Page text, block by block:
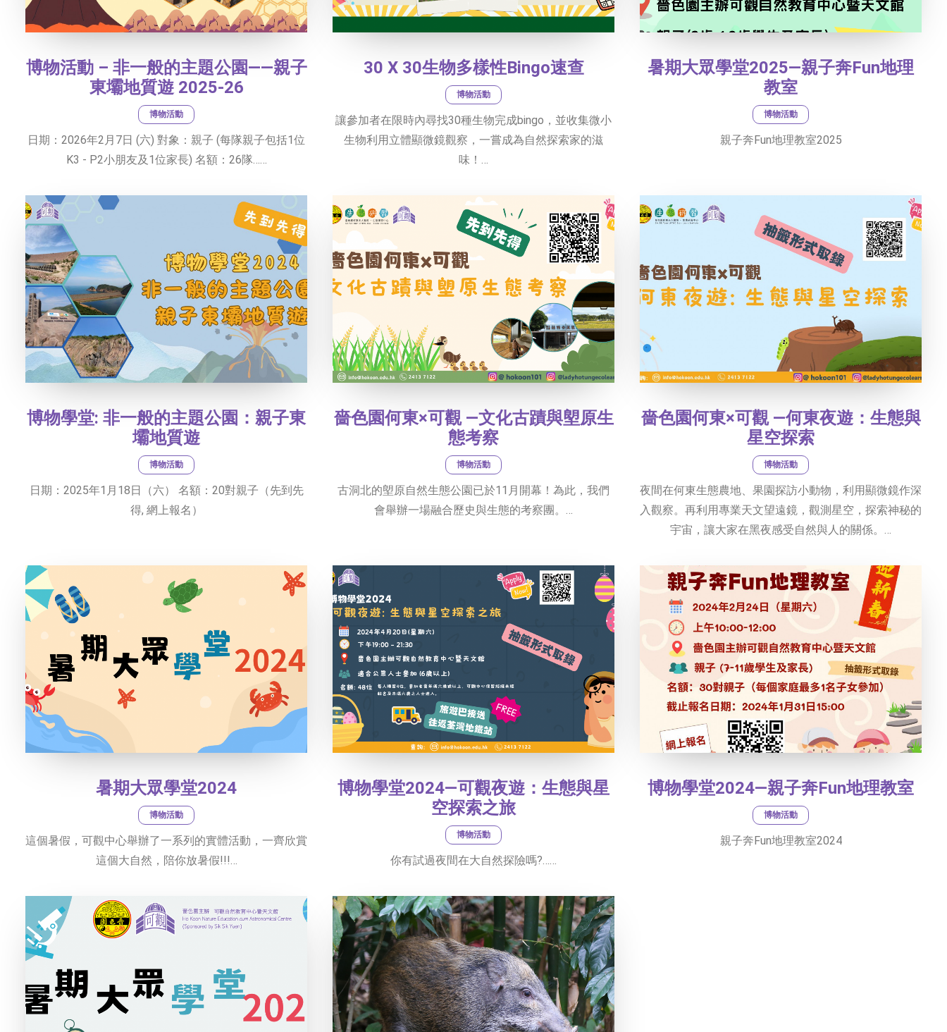
博物活動 – 非一般的主題公園——親子
東壩地質遊 2025-26
博物活動
日期：2026年2月7日 (六) 對象：親子 (每隊親子包括1位
K3 - P2小朋友及1位家長) 名額：26隊……
30 X 30生物多樣性Bingo速查
博物活動
讓參加者在限時內尋找30種生物完成bingo，並收集微小
生物利用立體顯微鏡觀察，一嘗成為自然探索家的滋
味！…
暑期大眾學堂2025—親子奔Fun地理
教室
博物活動
親子奔Fun地理教室2025
博物學堂: 非一般的主題公園：親子東
壩地質遊
博物活動
日期：2025年1月18日（六） 名額：20對親子（先到先
得, 網上報名）
嗇色園何東×可觀 —文化古蹟與塱原生
態考察
博物活動
古洞北的塱原自然生態公園已於11月開幕！為此，我們
會舉辦一場融合歷史與生態的考察團。…
嗇色園何東×可觀 —何東夜遊：生態與
星空探索
博物活動
夜間在何東生態農地、果園探訪小動物，利用顯微鏡作深
入觀察。再利用專業天文望遠鏡，觀測星空，探索神秘的
宇宙，讓大家在黑夜感受自然與人的關係。…
暑期大眾學堂2024
博物活動
這個暑假，可觀中心舉辦了一系列的實體活動，一齊欣賞
這個大自然，陪你放暑假!!!…
博物學堂2024—可觀夜遊：生態與星
空探索之旅
博物活動
你有試過夜間在大自然探險嗎?……
博物學堂2024—親子奔Fun地理教室
博物活動
親子奔Fun地理教室2024